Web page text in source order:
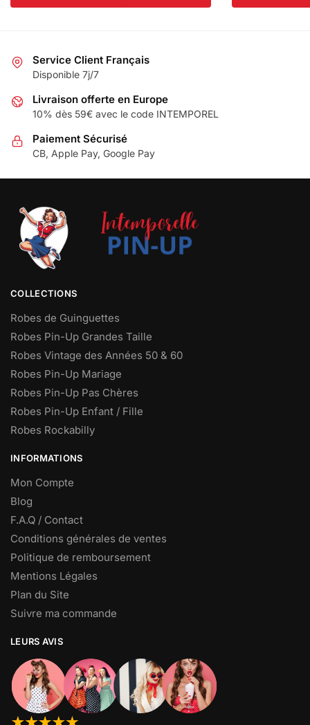
Service Client Français
Disponible 7j/7
Livraison offerte en Europe
10% dès 59€ avec le code INTEMPOREL
Paiement Sécurisé
CB, Apple Pay, Google Pay
COLLECTIONS
Robes de Guinguettes
Robes Pin-Up Grandes Taille
Robes Vintage des Années 50 & 60
Robes Pin-Up Mariage
Robes Pin-Up Pas Chères
Robes Pin-Up Enfant / Fille
Robes Rockabilly
INFORMATIONS
Mon Compte
Blog
F.A.Q / Contact
Conditions générales de ventes
Politique de remboursement
Mentions Légales
Plan du Site
Suivre ma commande
LEURS AVIS